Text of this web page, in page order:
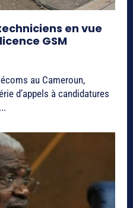
en vue
GSM
au Cameroun,
d’appels à candidatures